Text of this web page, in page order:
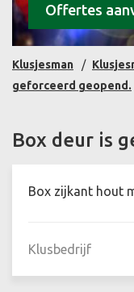
Offertes
Klusjesman
geforceerd geopend.
Box deur is
Box zijkant hout
Klusbedrijf